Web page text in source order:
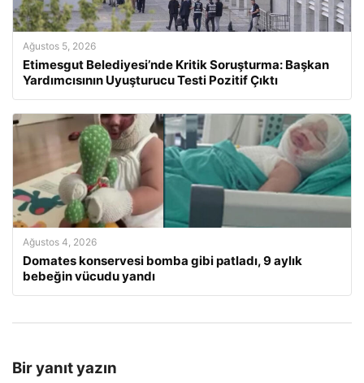
Ağustos 5, 2026
Etimesgut Belediyesi’nde Kritik Soruşturma: Başkan
Yardımcısının Uyuşturucu Testi Pozitif Çıktı
Ağustos 4, 2026
Domates konservesi bomba gibi patladı, 9 aylık
bebeğin vücudu yandı
Bir yanıt yazın